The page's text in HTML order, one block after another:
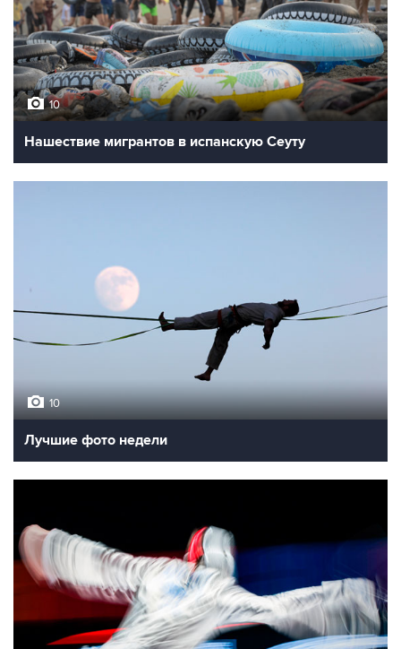
10
Нашествие мигрантов в испанскую Сеуту
10
Лучшие фото недели